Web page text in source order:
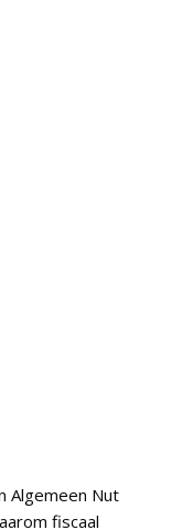
Algemeen Nut
fiscaal